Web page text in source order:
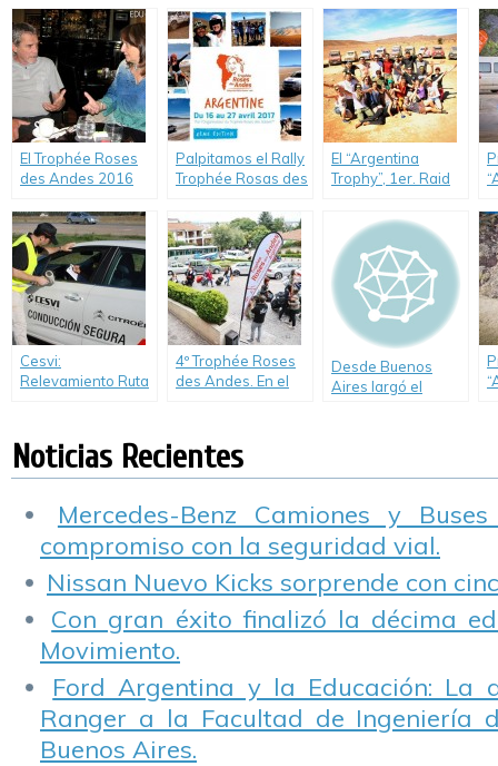
2017, único Rally
para jóvenes y
estudiantes
universitarios en
Argentina.
desde Salta el16
de Abril 2017
los Andes 2017»,
único Rally 100%
femenino
El Trophée Roses
des Andes 2016
Argentina –
Entrevistamos a
Jean Jacques Rey,
creador del rally
exclusivo para
mujeres.
Palpitamos el Rally
Trophée Rosas des
El “Argentina
Trophy”, 1er. Raid
jóvenes entre 18 a
30 años, largará
desde Buenos
Aires, en el mes de
Abril.
Cesvi:
Relevamiento Ruta
Panamericana
Ramal Pilar
4º Trophée Roses
des Andes. En el
Desde Buenos
Aires largó el
Noticias Recientes
Mercedes-Benz Camiones y
compromiso con la seguridad vial.
Nissan Nuevo Kicks sorprende con
Con gran éxito finalizó la décima
Movimiento.
Ford Argentina y la Educación: La
Ranger a la Facultad de Ingeniería
Buenos Aires.